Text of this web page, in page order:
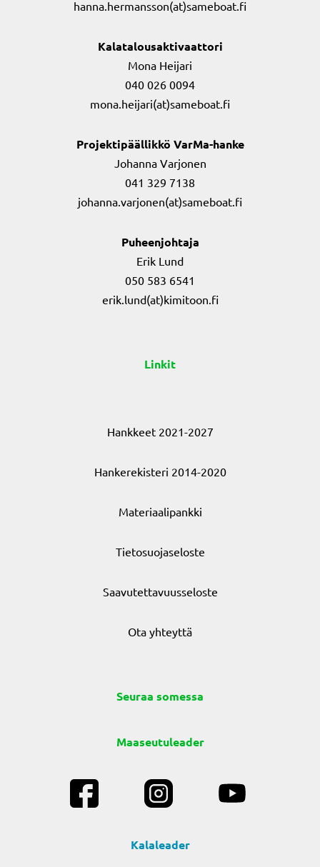
hanna.hermansson(at)sameboat.fi
Kalatalousaktivaattori
Mona Heijari
040 026 0094
mona.heijari(at)sameboat.fi
Projektipäällikkö VarMa-hanke
Johanna Varjonen
041 329 7138
johanna.varjonen(at)sameboat.fi
Puheenjohtaja
Erik Lund
050 583 6541
erik.lund(at)kimitoon.fi
Linkit
Hankkeet 2021-2027
Hankerekisteri 2014-2020
Materiaalipankki
Tietosuojaseloste
Saavutettavuusseloste
Ota yhteyttä
Seuraa somessa
Maaseutuleader
Kalaleader